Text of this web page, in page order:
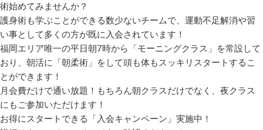
術始めてみませんか？
護身術も学ぶことができる数少ないチームで、運動不足解消や習
い事として多くの方が既に入会されています！
福岡エリア唯一の平日朝7時から「モーニングクラス」を常設して
おり、朝活に「朝柔術」をして頭も体もスッキリスタートするこ
とができます！
月会費だけで通い放題！もちろん朝クラスだけでなく、夜クラス
にもご参加いただけます！
お得にスタートできる「入会キャンペーン」実施中！